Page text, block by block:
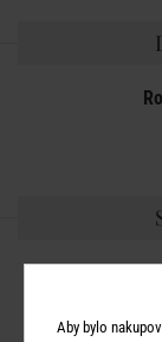
Aby bylo